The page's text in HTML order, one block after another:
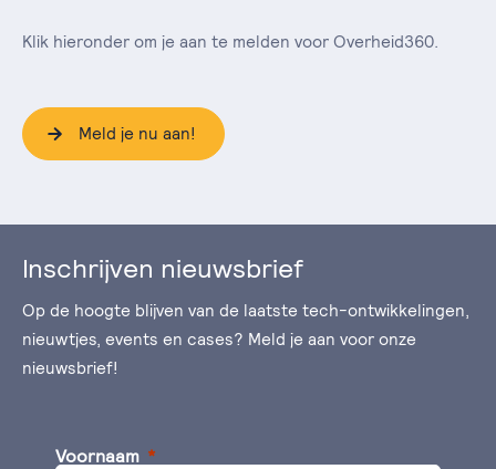
Klik hieronder om je aan te melden voor Overheid360.
Meld je nu aan!
Inschrijven nieuwsbrief
Op de hoogte blijven van de laatste tech-ontwikkelingen,
nieuwtjes, events en cases? Meld je aan voor onze
nieuwsbrief!
Voornaam